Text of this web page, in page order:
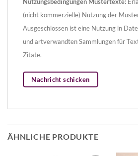
Nutzungsbedingungen Mustertexte:
(nicht kommerzielle) Nutzung der
Ausgeschlossen ist eine Nutzung in
und artverwandten Sammlungen für
Zitate.
Nachricht schicken
ÄHNLICHE PRODUKTE